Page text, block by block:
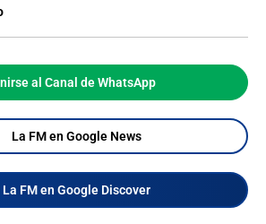
al Canal de WhatsApp
La FM en Google News
La FM en Google Discover